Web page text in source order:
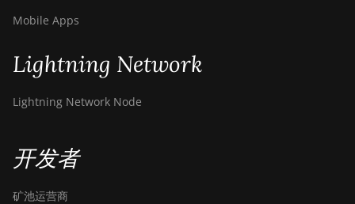
Mobile Apps
Lightning Network
Lightning Network Node
开发者
矿池运营商